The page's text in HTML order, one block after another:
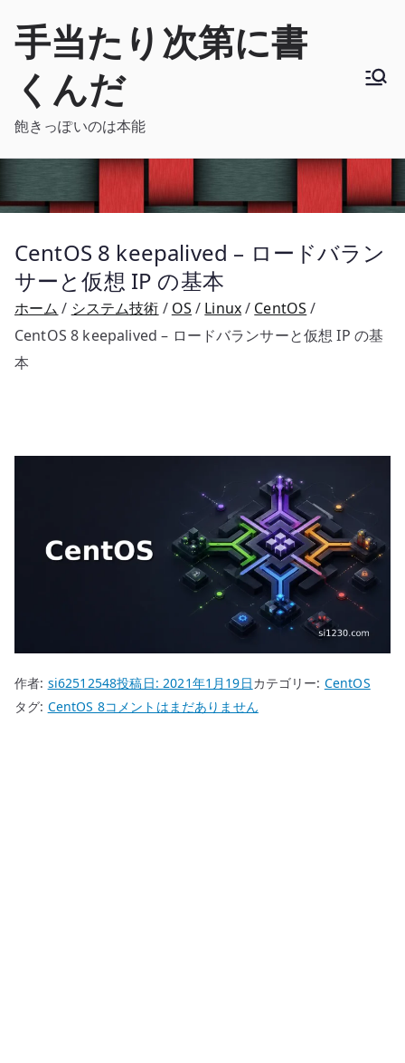
手当たり次第に書
くんだ
飽きっぽいのは本能
CentOS 8 keepalived – ロードバラン
サーと仮想 IP の基本
ホーム システム技術 OS Linux
CentOS
CentOS 8 keepalived – ロードバランサーと仮想 IP の基
本
作者: si62512548投稿日:2021年1月19日カテゴリー: CentOS
タグ: CentOS 8CentOS
コメントはまだありません